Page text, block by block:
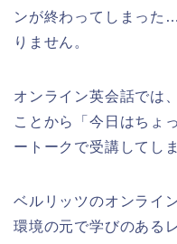
ンが終わってしまった
りません。
オンライン英会話では
ことから「今日はちょ
ートークで受講してし
ベルリッツのオンライ
環境の元で学びのある